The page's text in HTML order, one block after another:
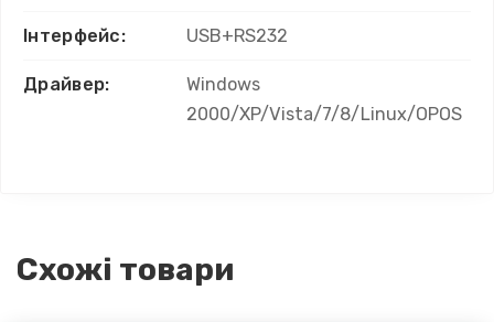
Інтерфейс: USB+RS232
Драйвер:
Windows
2000/XP/Vista/7/8/Linux/OPOS
Схожі товари